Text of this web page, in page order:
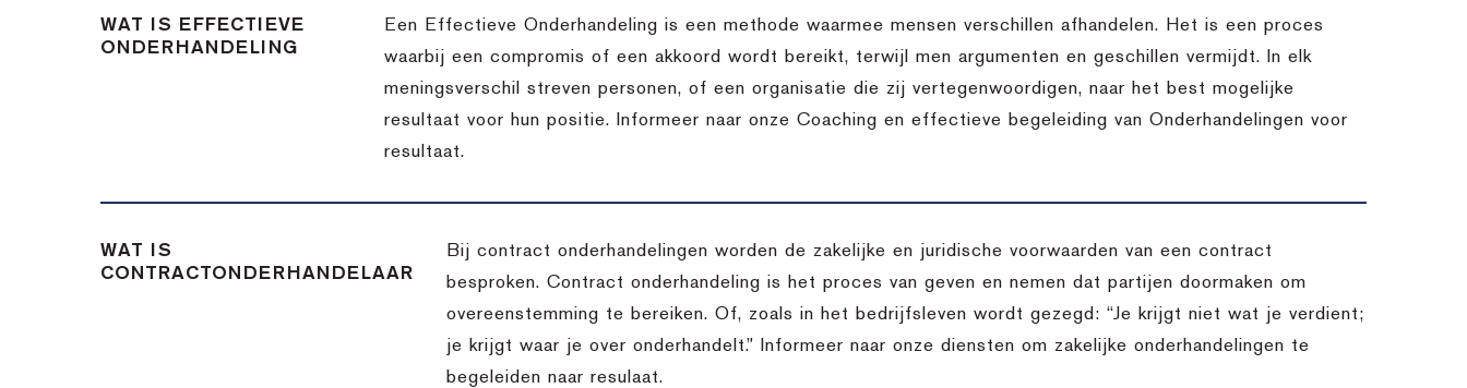
WAT IS EFFECTIEVE
ONDERHANDELING
Een Effectieve Onderhandeling is een methode waarmee mensen verschillen afhandelen. Het is een proces
waarbij een compromis of een akkoord wordt bereikt, terwijl men argumenten en geschillen vermijdt. In elk
meningsverschil streven personen, of een organisatie die zij vertegenwoordigen, naar het best mogelijke
resultaat voor hun positie. Informeer naar onze Coaching en effectieve begeleiding van Onderhandelingen voor
resultaat.
WAT IS
CONTRACTONDERHANDELAAR
Bij contract onderhandelingen worden de zakelijke en juridische voorwaarden van een contract
besproken. Contract onderhandeling is het proces van geven en nemen dat partijen doormaken om
overeenstemming te bereiken. Of, zoals in het bedrijfsleven wordt gezegd: “Je krijgt niet wat je verdient;
je krijgt waar je over onderhandelt.” Informeer naar onze diensten om zakelijke onderhandelingen te
begeleiden naar resulaat.